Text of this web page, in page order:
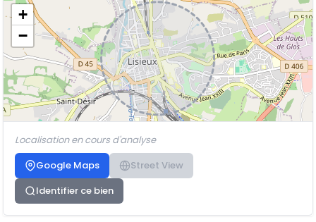
+
−
Localisation en cours d'analyse
Google Maps
Street View
Identifier ce bien